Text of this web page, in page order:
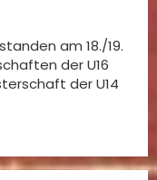
am 18./19.
der U16
der U14